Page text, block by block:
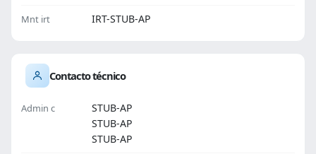
Mnt irt IRT-STUB-AP
Contacto técnico
Admin c
STUB-AP
STUB-AP
STUB-AP